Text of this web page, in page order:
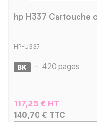
hp H337 Cartouche
HP-U337
- 420 pages
117,25 € HT
140,70 € TTC